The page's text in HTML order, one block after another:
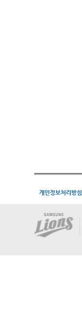
개인정보처리방침